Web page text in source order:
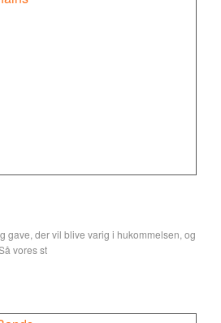
gave, der vil blive varig i hukommelsen, og
vores st